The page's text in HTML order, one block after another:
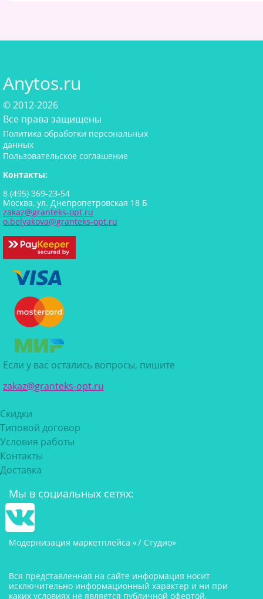
Anytos.ru
© 2012-2026
Все права защищены
Политика обработки персональных
данных
Пользовательское соглашение
Контакты:
8 (495) 369-23-54
Москва, ул. Днепропетровская 18 Б
zakaz@granteks-opt.ru
o.belyakova@granteks-opt.ru
Если у вас остались вопросы, пишите
zakaz@granteks-opt.ru
Скидки
Типовой договор
Условия работы
Контакты
Доставка
Мы в социальных сетях:
Модернизация маркетплейса «7 Студио»
Вся представленная на сайте информация носит
исключительно информационный характер и ни при
каких условиях не является публичной офертой,